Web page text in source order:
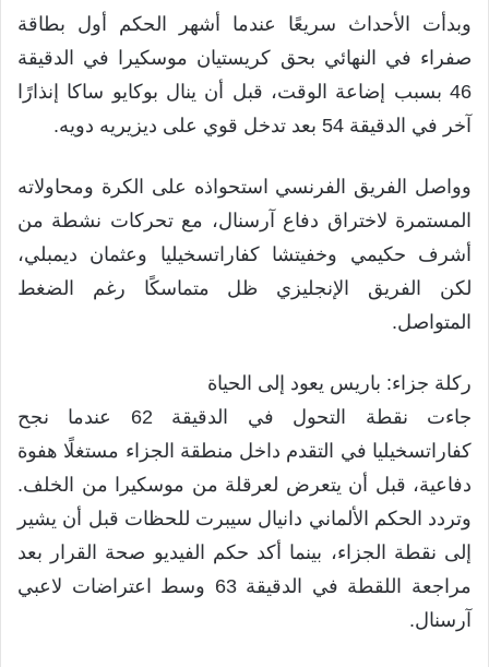
وبدأت الأحداث سريعًا عندما أشهر الحكم أول بطاقة
صفراء في النهائي بحق كريستيان موسكيرا في الدقيقة
46 بسبب إضاعة الوقت، قبل أن ينال بوكايو ساكا إنذارًا
آخر في الدقيقة 54 بعد تدخل قوي على ديزيريه دويه.
وواصل الفريق الفرنسي استحواذه على الكرة ومحاولاته
المستمرة لاختراق دفاع آرسنال، مع تحركات نشطة من
أشرف حكيمي وخفيتشا كفاراتسخيليا وعثمان ديمبلي،
لكن الفريق الإنجليزي ظل متماسكًا رغم الضغط
المتواصل.
ركلة جزاء: باريس يعود إلى الحياة
جاءت نقطة التحول في الدقيقة 62 عندما نجح
كفاراتسخيليا في التقدم داخل منطقة الجزاء مستغلًا هفوة
دفاعية، قبل أن يتعرض لعرقلة من موسكيرا من الخلف.
وتردد الحكم الألماني دانيال سيبرت للحظات قبل أن يشير
إلى نقطة الجزاء، بينما أكد حكم الفيديو صحة القرار بعد
مراجعة اللقطة في الدقيقة 63 وسط اعتراضات لاعبي
آرسنال.